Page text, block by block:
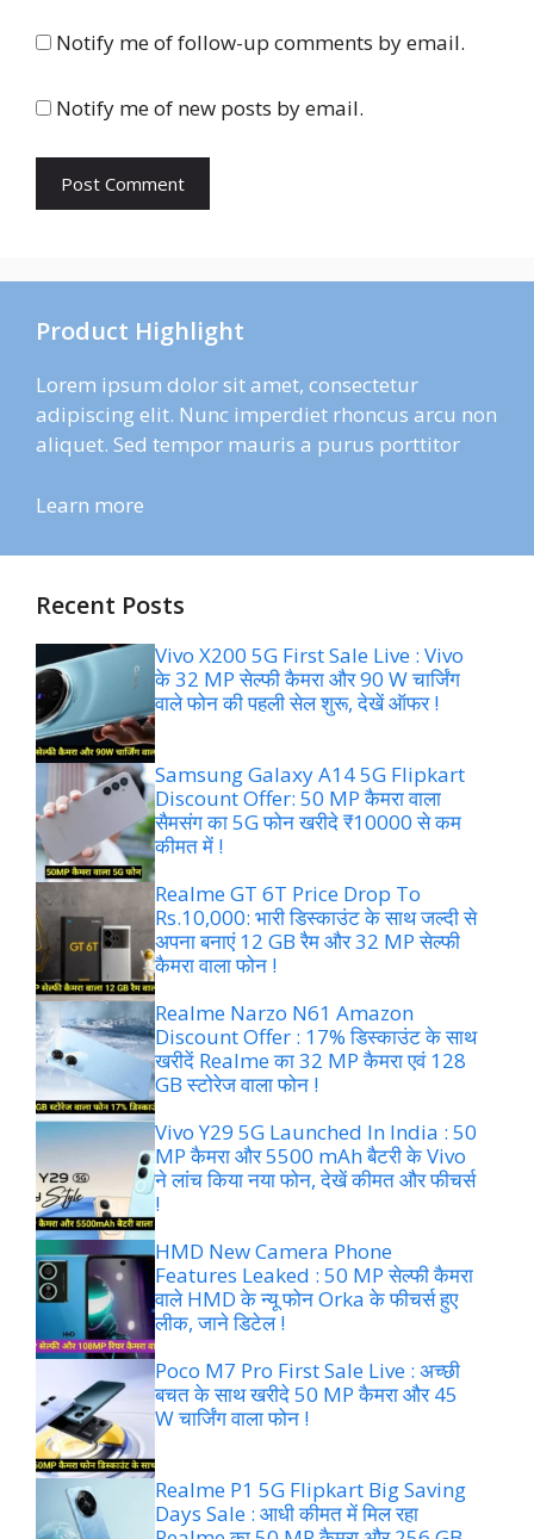
Notify me of follow-up comments by email.
Notify me of new posts by email.
Product Highlight
Lorem ipsum dolor sit amet, consectetur
adipiscing elit. Nunc imperdiet rhoncus arcu non
aliquet. Sed tempor mauris a purus porttitor
Learn more
Recent Posts
Vivo X200 5G First Sale Live : Vivo
के 32 MP सेल्फी कैमरा और 90 W चार्जिंग
वाले फोन की पहली सेल शुरू, देखें ऑफर !
Samsung Galaxy A14 5G Flipkart
Discount Offer: 50 MP कैमरा वाला
सैमसंग का 5G फोन खरीदे ₹10000 से कम
कीमत में !
Realme GT 6T Price Drop To
Rs.10,000: भारी डिस्काउंट के साथ जल्दी से
अपना बनाएं 12 GB रैम और 32 MP सेल्फी
कैमरा वाला फोन !
Realme Narzo N61 Amazon
Discount Offer : 17% डिस्काउंट के साथ
खरीदें Realme का 32 MP कैमरा एवं 128
GB स्टोरेज वाला फोन !
Vivo Y29 5G Launched In India : 50
MP कैमरा और 5500 mAh बैटरी के Vivo
ने लांच किया नया फोन, देखें कीमत और फीचर्स
!
HMD New Camera Phone
Features Leaked : 50 MP सेल्फी कैमरा
वाले HMD के न्यू फोन Orka के फीचर्स हुए
लीक, जाने डिटेल !
Poco M7 Pro First Sale Live : अच्छी
बचत के साथ खरीदे 50 MP कैमरा और 45
W चार्जिंग वाला फोन !
Realme P1 5G Flipkart Big Saving
Days Sale : आधी कीमत में मिल रहा